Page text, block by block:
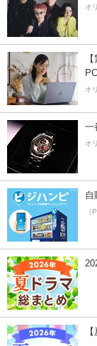
オ
PC
オ
一
オ
自
（